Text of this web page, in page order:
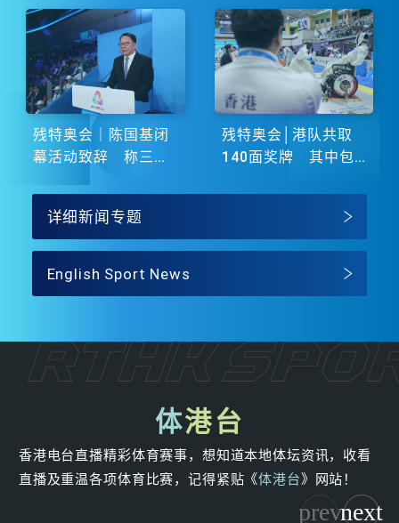
残特奥会｜陈国基闭
幕活动致辞 称三地
残特奥会│港队共取
140面奖牌 其中包
详细新闻专题
English Sport News
体港台
香港电台直播精彩体育赛事，想知道本地体坛资讯，收看
直播及重温各项体育比赛，记得紧贴《体港台》网站！